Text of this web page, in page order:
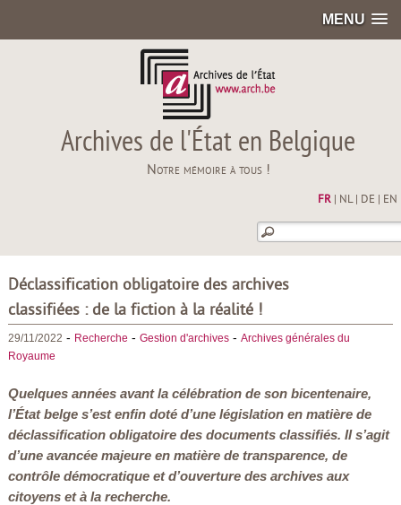
MENU
Archives de l'État en Belgique
Notre mémoire à tous !
FR| NL| DE EN
Déclassification obligatoire des archives
classifiées : de la fiction à la réalité !
29/11/2022 - Recherche - Gestion d'archives- Archives générales du
Royaume
Quelques années avant la célébration de son bicentenaire,
l’État belge s’est enfin doté d’une législation en matière de
déclassification obligatoire des documents classifiés. Il s’agit
d’une avancée majeure en matière de transparence, de
contrôle démocratique et d’ouverture des archives aux
citoyens et à la recherche.